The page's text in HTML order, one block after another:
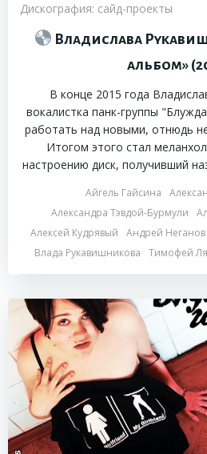
Дискография: сайд-проекты
Владислава
альбом»
В конце 2015 года
вокалистка панк-группы
работать над новыми, отнюдь
Итогом этого стал
настроению диск, получивший
Айгель Гайсина
Александра Тэвдой-Бурмули
Алексей Кудрявый
Андрей Неганов
Влада Рукавишникова
Тимофей